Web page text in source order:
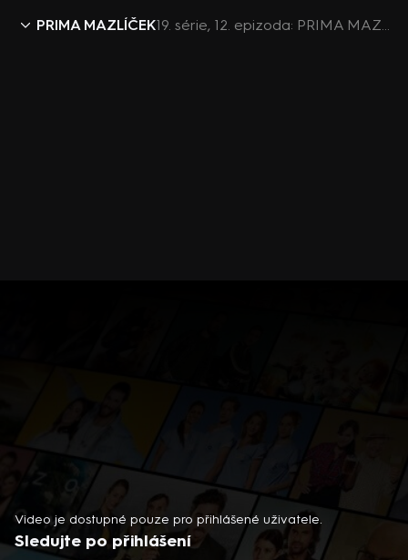
PRIMA MAZLÍČEK 19. série, 12. epizoda: PRIMA MAZLÍČEK - (S1E12)
Video je dostupné pouze pro přihlášené uživatele.
Sledujte po přihlášení